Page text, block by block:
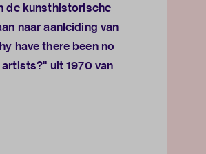
de kunsthistorische
naar aanleiding van
have there been no
uit 1970 van